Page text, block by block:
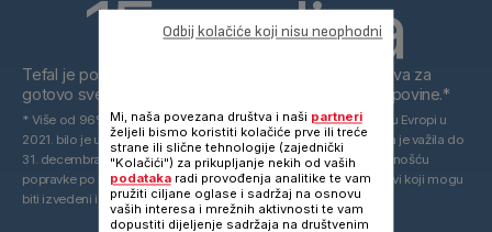
15 godina
Tefal je posvećen pružanju tehničkih rezervnih dijelova za
gotovo sve svoje proizvode čak 15 godina nakon kupovine.*
* Više od 96% proizvoda koje je Groupe Seb plasirao na tržište u Evropi u
2021. bilo je u skladu sa 10-godišnjom obavezom popravke koja je važila do
31. decembra 2021. i ista je zamenjena sa 15-godišnjom mogućnošću
popravke po razumnoj cijeni od 1. januara 2022.. Rezervni dijelovi koji mogu
biti izvedeni iz alternativnih tehnologija.
Mi, naša povezana društva i naši partneri
željeli bismo koristiti kolačiće prve ili treće
strane ili slične tehnologije (zajednički
"Kolačići") za prikupljanje nekih od vaših
podatakaradi provođenja analitike te vam
pružiti ciljane oglase i sadržaj na osnovu
vaših interesa i mrežnih aktivnosti te vam
dopustiti dijeljenje sadržaja na društvenim
Odbij kolačiće koji nisu neophodni